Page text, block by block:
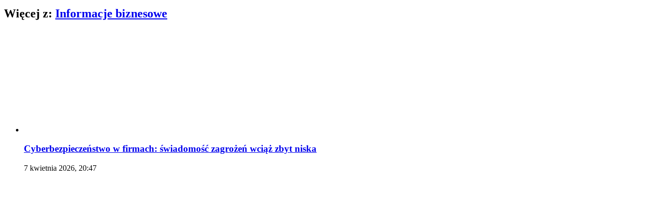
Więcej z: Informacje biznesowe
Cyberbezpieczeństwo w firmach: świadomość zagrożeń wciąż zbyt niska
7 kwietnia 2026, 20:47